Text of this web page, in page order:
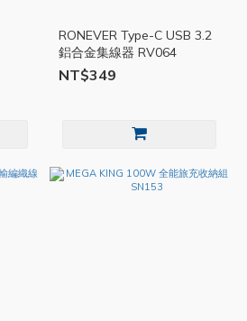
RONEVER Type-C USB 3.2
鋁合金集線器 RV064
NT$349